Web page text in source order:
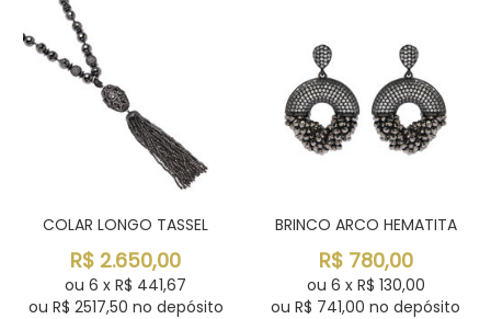
COLAR LONGO TASSEL
R$ 2.650,00
ou 6 x R$ 441,67
ou R$ 2517,50 no depósito
BRINCO ARCO HEMATITA
R$ 780,00
ou 6 x R$ 130,00
ou R$ 741,00 no depósito